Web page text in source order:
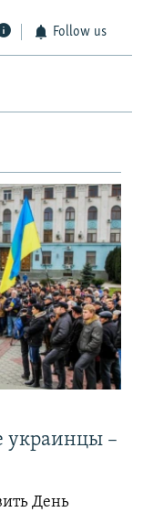
Follow us
украинцы –
День